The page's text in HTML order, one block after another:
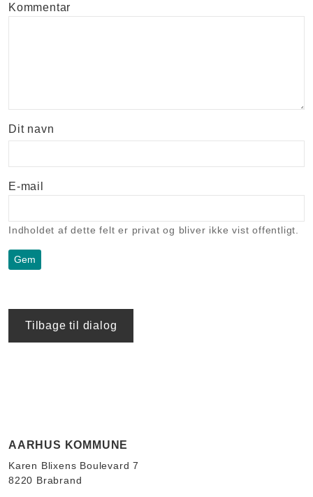
Kommentar
Dit navn
E-mail
Indholdet af dette felt er privat og bliver ikke vist offentligt.
Tilbage til dialog
AARHUS KOMMUNE
Karen Blixens Boulevard 7
8220 Brabrand